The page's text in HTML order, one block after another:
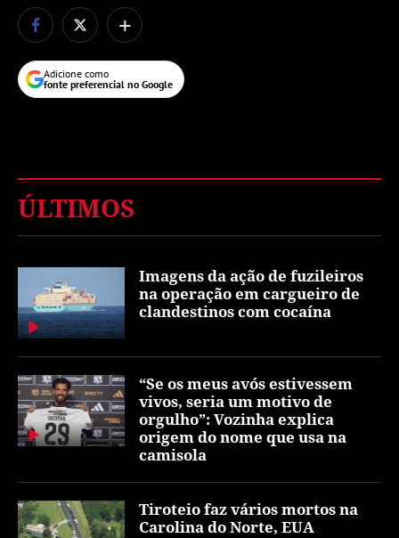
+
Adicione como
fonte preferencial no Google
ÚLTIMOS
Imagens da ação de fuzileiros
na operação em cargueiro de
clandestinos com cocaína
“Se os meus avós estivessem
vivos, seria um motivo de
orgulho”: Vozinha explica
origem do nome que usa na
camisola
Tiroteio faz vários mortos na
Carolina do Norte, EUA